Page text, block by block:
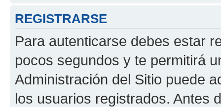
REGISTRARSE
Para autenticarse debes estar
pocos segundos y te permitirá
Administración del Sitio puede
los usuarios registrados. Antes